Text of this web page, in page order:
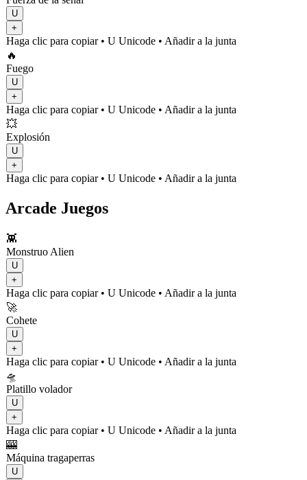
U
+
Haga clic para copiar• U Unicode • Añadir a la junta
🔥
Fuego
U
+
Haga clic para copiar• U Unicode • Añadir a la junta
💥
Explosión
U
+
Haga clic para copiar• U Unicode • Añadir a la junta
Arcade Juegos
👾
Monstruo Alien
U
+
Haga clic para copiar• U Unicode • Añadir a la junta
🚀
Cohete
U
+
Haga clic para copiar• U Unicode • Añadir a la junta
🛸
Platillo volador
U
+
Haga clic para copiar• U Unicode • Añadir a la junta
🎰
Máquina tragaperras
U